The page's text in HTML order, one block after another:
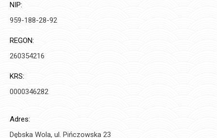
NIP:
959-188-28-92
REGON:
260354216
KRS:
0000346282
Adres:
Dębska Wola, ul. Pińczowska 23